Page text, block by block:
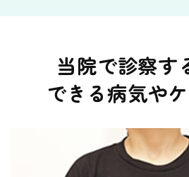
す。ご迷惑をおかけして申し訳
2025.12.16
年末年始のお知らせ：12月28日
せていただきます。
当院で診察す
できる病気や